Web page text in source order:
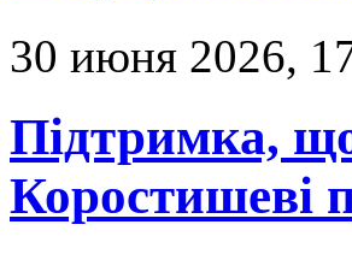
30 июня 2026,
Підтримка,
Коростишеві